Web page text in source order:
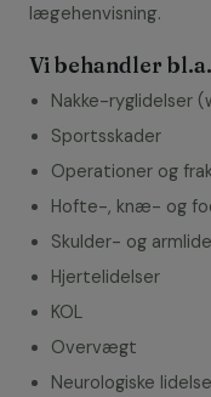
lægehenvisning.
Vi behandler bl.a.
Nakke-ryglidelser
Sportsskader
Operationer og
Hofte-, knæ- og
Skulder- og
Hjertelidelser
KOL
Overvægt
Neurologiske